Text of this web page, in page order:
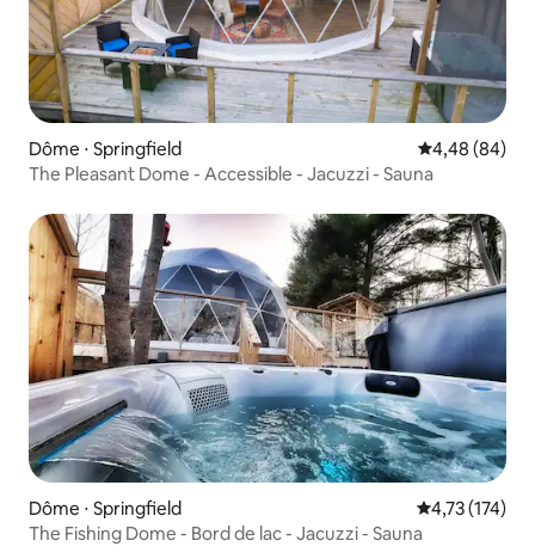
Dôme ⋅ Springfield Évaluation
4,48 (84)
The Pleasant Dome - Accessible - Jacuzzi - Sauna
Dôme ⋅ Springfield Évaluation
4,73 (174)
The Fishing Dome - Bord de lac - Jacuzzi - Sauna